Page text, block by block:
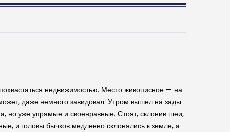
недвижимостью. Место живописное — на
даже немного завидовал. Утром вышел на зады
но уже упрямые и своенравные. Стоят, склонив шеи,
и головы бычков медленно склонялись к земле, а